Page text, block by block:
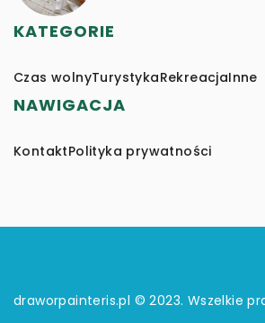
KATEGORIE
Czas wolnyTurystykaRekreacjaInne
NAWIGACJA
KontaktPolityka prywatności
draworpainteris.pl © 2023. Wszelkie